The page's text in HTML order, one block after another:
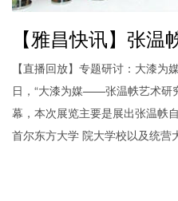
【直播回放】专题研讨：大漆为媒
日，“大漆为媒——张温帙艺术研
幕，本次展览主要是展出张温帙
首尔东方大学 院大学校以及统营